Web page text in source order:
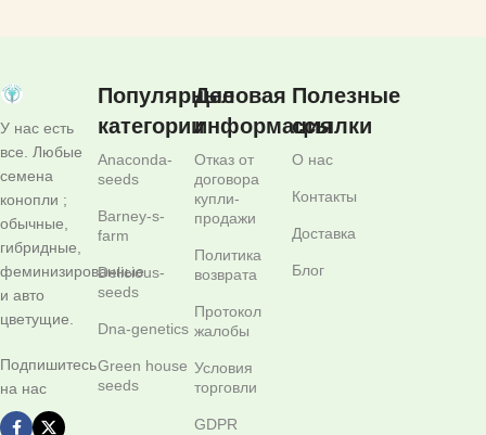
У нас есть
все. Любые
семена
конопли ;
обычные,
гибридные,
феминизированные
и авто
цветущие.
Подпишитесь
на нас
Популярные
категории
Anaconda-
seeds
Barney-s-
farm
Delicious-
seeds
Dna-genetics
Green house
seeds
Деловая
информация
Отказ от
договора
купли-
продажи
Политика
возврата
Протокол
жалобы
Условия
торговли
GDPR
Полезные
ссылки
О нас
Контакты
Доставка
Блог